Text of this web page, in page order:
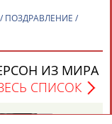
ПОЗДРАВЛЕНИЕ /
ИЗ МИРА
СПИСОК